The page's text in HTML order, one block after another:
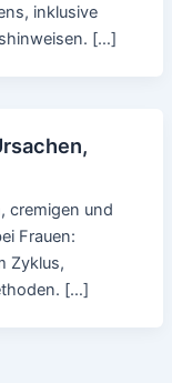
inklusive
[…]
cremigen und
Frauen:
Zyklus,
[…]